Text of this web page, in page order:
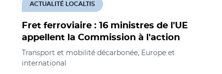
Fret ferroviaire : 16 ministres de l'UE
appellent la Commission à l'action
ACTUALITÉ LOCALTIS
Transport et mobilité décarbonée, Europe et
international